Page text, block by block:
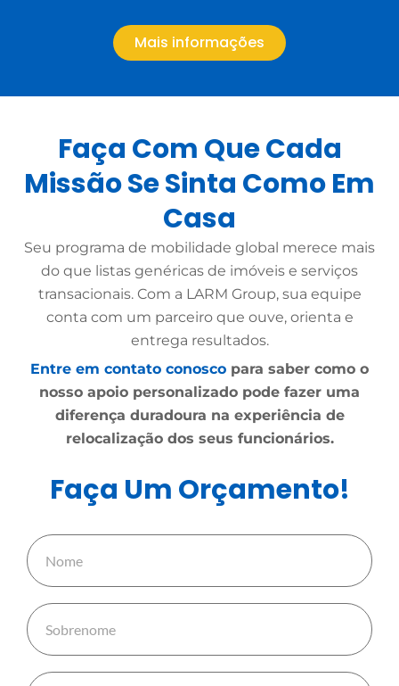
Mais informações
Faça Um Orçamento!
N
o
e
S
o
Faça Com Que Cada
Missão Se Sinta Como Em
Casa
Seu programa de mobilidade global merece mais
do que listas genéricas de imóveis e serviços
transacionais. Com a LARM Group, sua equipe
conta com um parceiro que ouve, orienta e
entrega resultados.
Entre em contato conosco para saber como o
nosso apoio personalizado pode fazer uma
diferença duradoura na experiência de
relocalização dos seus funcionários.